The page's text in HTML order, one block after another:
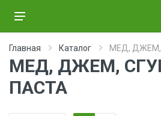
Главная Каталог МЕД, ДЖЕМ,
МЕД, ДЖЕМ,
ПАСТА